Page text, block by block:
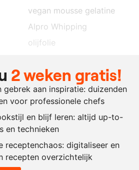
vegan mousse gelatine
Alpro Whipping
olijfolie
citroensap
zout en peper
+
2 weken gratis!
gebrek aan inspiratie: duizenden
voor professionele chefs
en blijf leren: altijd up-to-
en technieken
receptenchaos: digitaliseer en
recepten overzichtelijk